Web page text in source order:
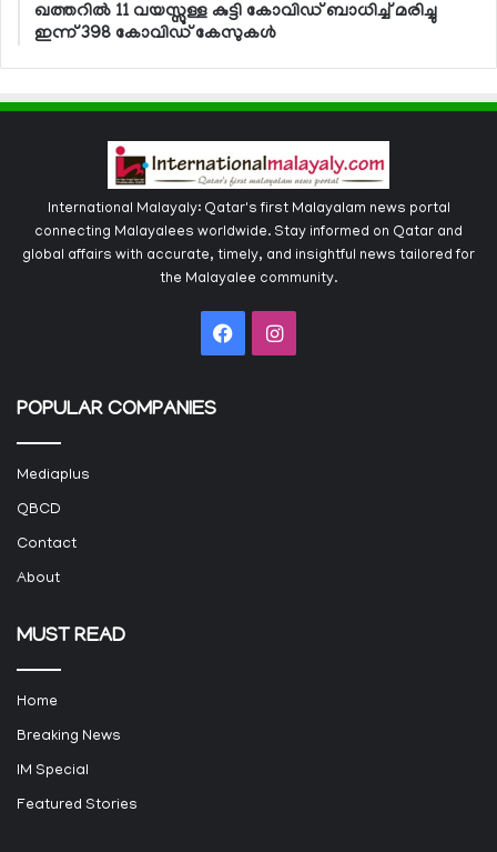
ഖത്തറില്‍ 11 വയസ്സുള്ള കുട്ടി കോവിഡ് ബാധിച്ച് മരിച്ചു
ഇന്ന് 398 കോവിഡ് കേസുകള്‍
International Malayaly: Qatar's first Malayalam news portal
connecting Malayalees worldwide. Stay informed on Qatar and
global affairs with accurate, timely, and insightful news tailored for
the Malayalee community.
FacebookInstagram
POPULAR COMPANIES
Mediaplus
QBCD
Contact
About
MUST READ
Home
Breaking News
IM Special
Featured Stories